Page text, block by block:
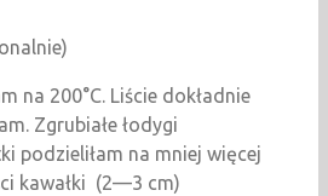
na 200°C. Liście dokładnie
Zgrubiałe łodygi
podzieliłam na mniej więcej
kawałki (2—3 cm)